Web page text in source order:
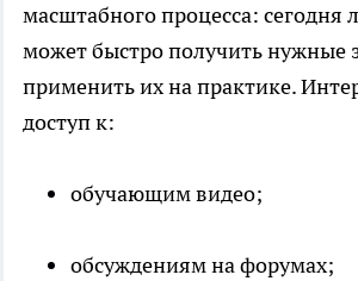
масштабного процесса: сегодня
может быстро получить нужные
применить их на практике.
доступ к:
обучающим видео;
обсуждениям на форумах;